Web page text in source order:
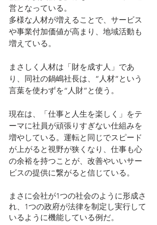
営となっている。
多様な人材が増えることで、サービス
や事業付加価値が高まり、地域活動も
増えている。
まさしく人材は「財を成す人」であ
り、同社の鍋嶋社長は、”人材”という
言葉を使わずを“人財”と使う。
現在は、「仕事と人生を楽しく」をテ
ーマに社員が頑張りすぎない仕組みを
増やしている。運転と同じでスピード
が上がると視野が狭くなり、仕事も心
の余裕を持つことが、改善やいいサー
ビスの提供に繋がると信じている。
まさに会社が1つの社会のように形成さ
れ、1つの政府が法律を制定し実行して
いるように機能している例だ。